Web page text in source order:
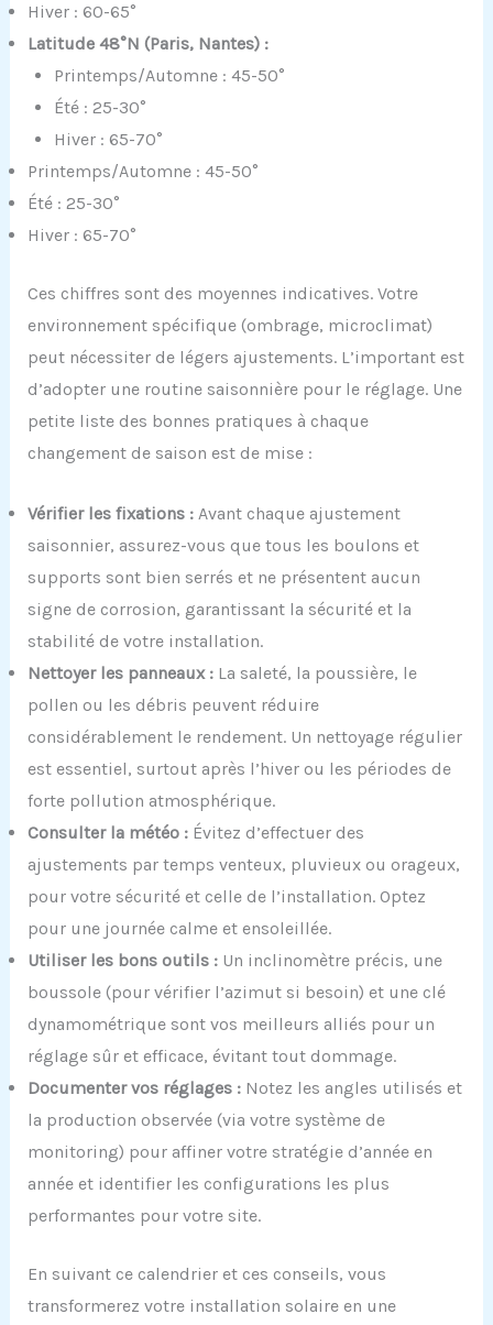
Hiver : 60-65°
Latitude 48°N (Paris, Nantes) :
Printemps/Automne : 45-50°
Été : 25-30°
Hiver : 65-70°
Printemps/Automne : 45-50°
Été : 25-30°
Hiver : 65-70°
Ces chiffres sont des moyennes indicatives. Votre
environnement spécifique (ombrage, microclimat)
peut nécessiter de légers ajustements. L’important est
d’adopter une routine saisonnière pour le réglage. Une
petite liste des bonnes pratiques à chaque
changement de saison est de mise :
Vérifier les fixations :Avant chaque ajustement
saisonnier, assurez-vous que tous les boulons et
supports sont bien serrés et ne présentent aucun
signe de corrosion, garantissant la sécurité et la
stabilité de votre installation.
Nettoyer les panneaux :La saleté, la poussière, le
pollen ou les débris peuvent réduire
considérablement le rendement. Un nettoyage régulier
est essentiel, surtout après l’hiver ou les périodes de
forte pollution atmosphérique.
Consulter la météo :Évitez d’effectuer des
ajustements par temps venteux, pluvieux ou orageux,
pour votre sécurité et celle de l’installation. Optez
pour une journée calme et ensoleillée.
Utiliser les bons outils :Un inclinomètre précis, une
boussole (pour vérifier l’azimut si besoin) et une clé
dynamométrique sont vos meilleurs alliés pour un
réglage sûr et efficace, évitant tout dommage.
Documenter vos réglages :Notez les angles utilisés et
la production observée (via votre système de
monitoring) pour affiner votre stratégie d’année en
année et identifier les configurations les plus
performantes pour votre site.
En suivant ce calendrier et ces conseils, vous
transformerez votre installation solaire en une